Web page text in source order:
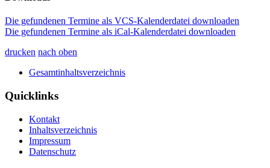
Die gefundenen Termine als VCS-Kalenderdatei downloaden
Die gefundenen Termine als iCal-Kalenderdatei downloaden
drucken nach oben
Gesamtinhaltsverzeichnis
Quicklinks
Kontakt
Inhaltsverzeichnis
Impressum
Datenschutz